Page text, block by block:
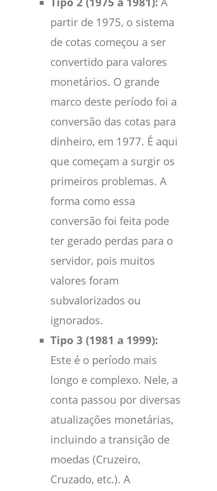
partir de 1975, o sistema
de cotas começou a ser
convertido para valores
monetários. O grande
marco deste período foi a
conversão das cotas para
dinheiro, em 1977. É aqui
que começam a surgir os
primeiros problemas. A
forma como essa
conversão foi feita pode
ter gerado perdas para o
servidor, pois muitos
valores foram
subvalorizados ou
ignorados.
Tipo 3 (1981 a 1999):
Este é o período mais
longo e complexo. Nele, a
conta passou por diversas
atualizações monetárias,
incluindo a transição de
moedas (Cruzeiro,
Cruzado, etc.). A